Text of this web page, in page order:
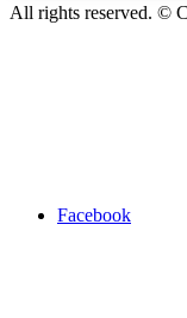
All rights reserved. ©
Facebook